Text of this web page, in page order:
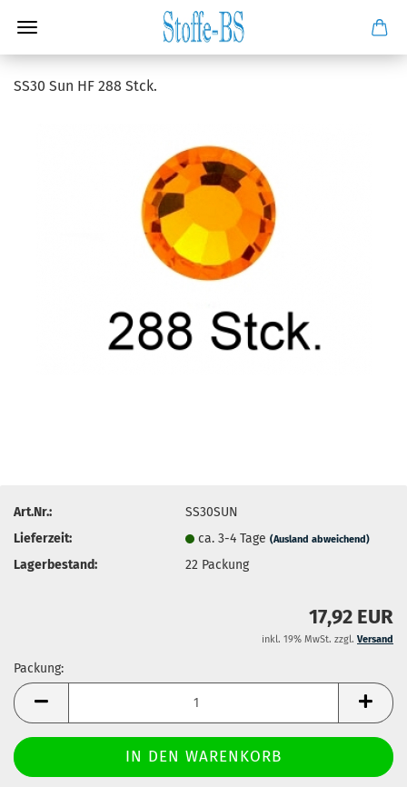
SS30 Sun HF 288 Stck.
Art.Nr.:
SS30SUN
Lieferzeit:
ca. 3-4 Tage(Ausland abweichend)
Lagerbestand: 22 Packung
17,92 EUR
inkl. 19% MwSt. zzgl. Versand
Packung:
Packung